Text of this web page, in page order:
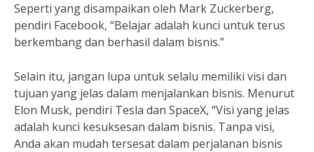
Seperti yang disampaikan oleh Mark Zuckerberg,
pendiri Facebook, “Belajar adalah kunci untuk terus
berkembang dan berhasil dalam bisnis.”
Selain itu, jangan lupa untuk selalu memiliki visi dan
tujuan yang jelas dalam menjalankan bisnis. Menurut
Elon Musk, pendiri Tesla dan SpaceX, “Visi yang jelas
adalah kunci kesuksesan dalam bisnis. Tanpa visi,
Anda akan mudah tersesat dalam perjalanan bisnis